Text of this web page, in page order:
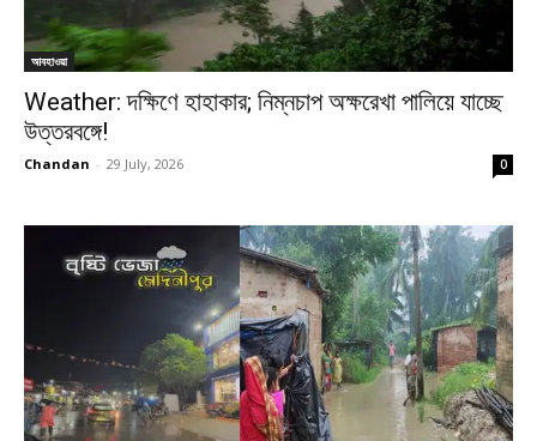
আবহাওয়া
Weather: দক্ষিণে হাহাকার; নিম্নচাপ অক্ষরেখা পালিয়ে যাচ্ছে
উত্তরবঙ্গে!
Chandan - 29 July, 2026 0